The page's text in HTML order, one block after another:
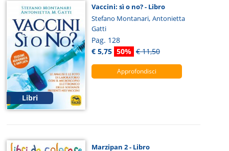
Libri
Vaccini: sì o no? - Libro
Stefano Montanari, Antonietta
Gatti
Pag. 128
€ 5,75 50% € 11,50
Approfondisci
Marzipan 2 - Libro